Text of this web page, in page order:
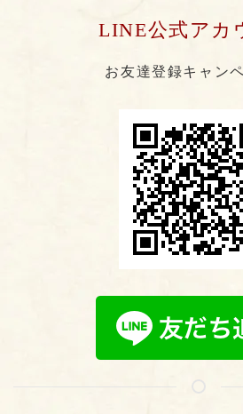
LINE公式アカ
お友達登録キャン